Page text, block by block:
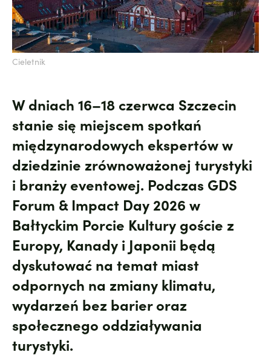
Cieletnik
W dniach 16–18 czerwca Szczecin
stanie się miejscem spotkań
międzynarodowych ekspertów w
dziedzinie zrównoważonej turystyki
i branży eventowej. Podczas GDS
Forum & Impact Day 2026 w
Bałtyckim Porcie Kultury goście z
Europy, Kanady i Japonii będą
dyskutować na temat miast
odpornych na zmiany klimatu,
wydarzeń bez barier oraz
społecznego oddziaływania
turystyki.